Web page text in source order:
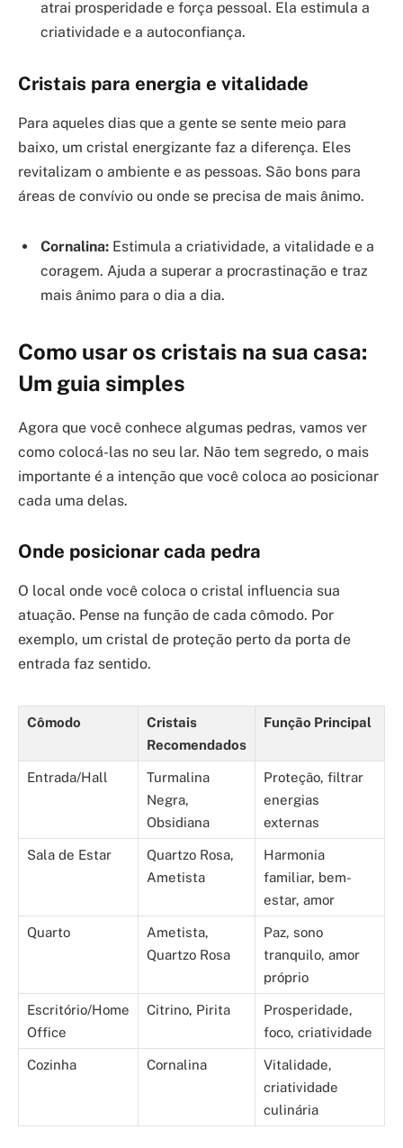
atrai prosperidade e força pessoal. Ela estimula a
criatividade e a autoconfiança.
Cristais para energia e vitalidade
Para aqueles dias que a gente se sente meio para
baixo, um cristal energizante faz a diferença. Eles
revitalizam o ambiente e as pessoas. São bons para
áreas de convívio ou onde se precisa de mais ânimo.
Cornalina: Estimula a criatividade, a vitalidade e a
coragem. Ajuda a superar a procrastinação e traz
mais ânimo para o dia a dia.
Como usar os cristais na sua casa:
Um guia simples
Agora que você conhece algumas pedras, vamos ver
como colocá-las no seu lar. Não tem segredo, o mais
importante é a intenção que você coloca ao posicionar
cada uma delas.
Onde posicionar cada pedra
O local onde você coloca o cristal influencia sua
atuação. Pense na função de cada cômodo. Por
exemplo, um cristal de proteção perto da porta de
entrada faz sentido.
Cômodo
Cristais
Recomendados
Função Principal
Entrada/Hall
Turmalina
Negra,
Obsidiana
Proteção, filtrar
energias
externas
Sala de Estar
Quartzo Rosa,
Ametista
Harmonia
familiar, bem-
estar, amor
Quarto
Ametista,
Quartzo Rosa
Paz, sono
tranquilo, amor
próprio
Escritório/Home
Office
Citrino, Pirita
Prosperidade,
foco, criatividade
Cozinha Cornalina
Vitalidade,
criatividade
culinária